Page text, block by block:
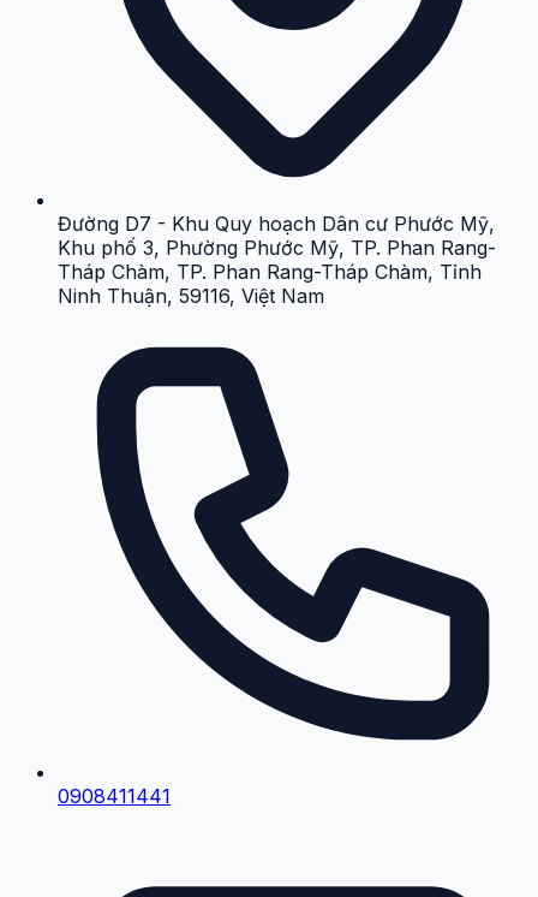
Đường D7 - Khu Quy hoạch Dân cư Phước Mỹ,
Khu phố 3, Phường Phước Mỹ, TP. Phan Rang-
Tháp Chàm, TP. Phan Rang-Tháp Chàm, Tỉnh
Ninh Thuận, 59116, Việt Nam
0908411441